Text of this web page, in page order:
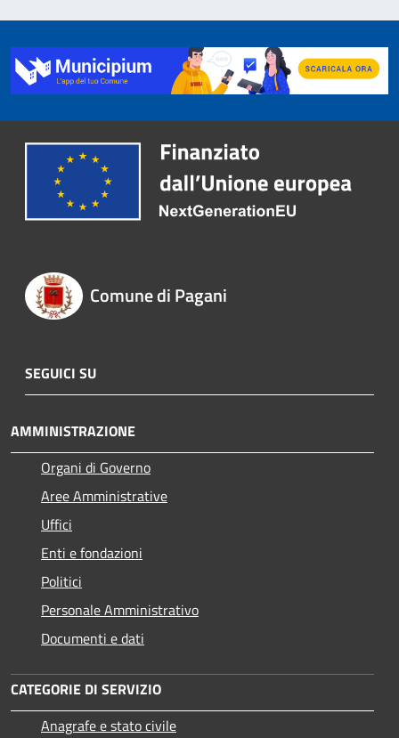
Comune di Pagani
SEGUICI SU
AMMINISTRAZIONE
Organi di Governo
Aree Amministrative
Uffici
Enti e fondazioni
Politici
Personale Amministrativo
Documenti e dati
CATEGORIE DI SERVIZIO
Anagrafe e stato civile